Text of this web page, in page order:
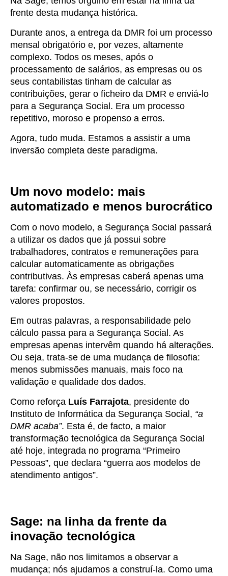
frente desta mudança histórica.
Durante anos, a entrega da DMR foi um processo
mensal obrigatório e, por vezes, altamente
complexo. Todos os meses, após o
processamento de salários, as empresas ou os
seus contabilistas tinham de calcular as
contribuições, gerar o ficheiro da DMR e enviá-lo
para a Segurança Social. Era um processo
repetitivo, moroso e propenso a erros.
Agora, tudo muda. Estamos a assistir a uma
inversão completa deste paradigma.
Um novo modelo: mais
automatizado e menos burocrático
Com o novo modelo, a Segurança Social passará
a utilizar os dados que já possui sobre
trabalhadores, contratos e remunerações para
calcular automaticamente as obrigações
contributivas. Às empresas caberá apenas uma
tarefa: confirmar ou, se necessário, corrigir os
valores propostos.
Em outras palavras, a responsabilidade pelo
cálculo passa para a Segurança Social . As
empresas apenas intervêm quando há alterações.
Ou seja, trata-se de uma mudança de filosofia:
menos submissões manuais, mais foco na
validação e qualidade dos dados.
Como reforça Luís Farrajota, presidente do
Instituto de Informática da Segurança Social, “a
DMR acaba”. Esta é, de facto, a maior
transformação tecnológica da Segurança Social
até hoje, integrada no programa “Primeiro
Pessoas”, que declara “guerra aos modelos de
atendimento antigos”.
Sage: na linha da frente da
inovação tecnológica
Na Sage, não nos limitamos a observar a
mudança; nós ajudamos a construí-la. Como uma